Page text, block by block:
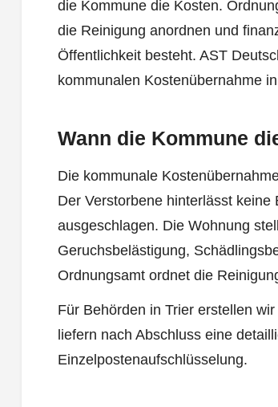
die Kommune die Kosten.
die Reinigung anordnen und
Öffentlichkeit besteht. AST
kommunalen Kostenübernahme
Wann die Kommune
Die kommunale
Der Verstorbene hinterlässt
ausgeschlagen. Die Wohnung
Geruchsbelästigung,
Ordnungsamt ordnet die
Für Behörden in Trier erstellen
liefern nach Abschluss eine
Einzelpostenaufschlüsselung.